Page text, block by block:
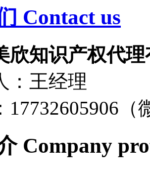
Contact us
欣知识产权代
：王经理
17732605906（
Company